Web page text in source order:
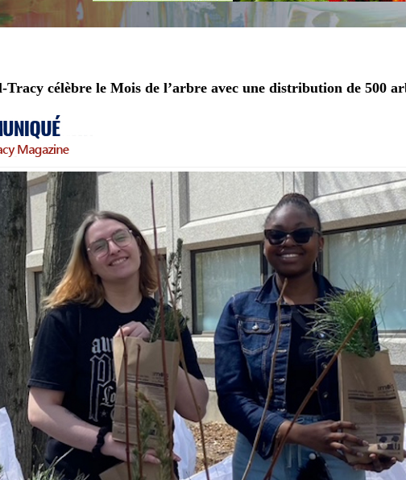
Tracy célèbre le Mois de l’arbre avec une distribution de 500